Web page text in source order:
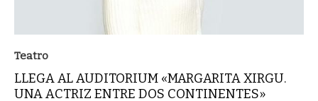
Teatro
LLEGA AL AUDITORIUM «MARGARITA XIRGU.
UNA ACTRIZ ENTRE DOS CONTINENTES»